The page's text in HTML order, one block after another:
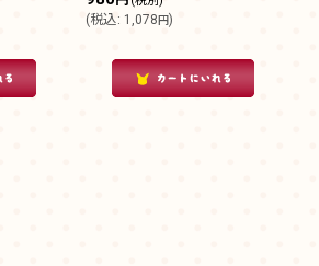
(税込: 1,078円)